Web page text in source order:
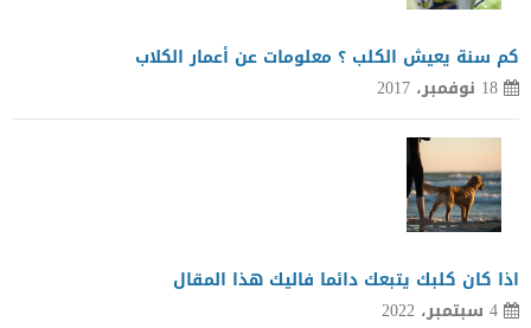
كم سنة يعيش الكلب ؟ معلومات عن أعمار الكلاب
18 نوفمبر، 2017
اذا كان كلبك يتبعك دائما فاليك هذا المقال
4 سبتمبر، 2022